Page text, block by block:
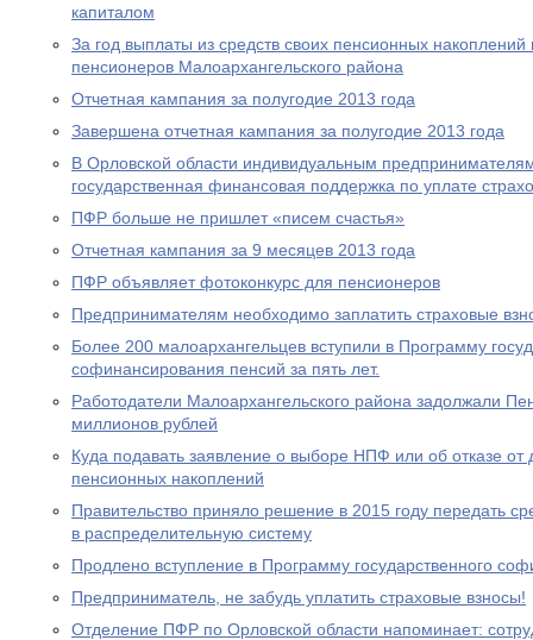
капиталом
За год выплаты из средств своих пенсионных накоплений
пенсионеров Малоархангельского района
Отчетная кампания за полугодие 2013 года
Завершена отчетная кампания за полугодие 2013 года
В Орловской области индивидуальным
государственная финансовая поддержка по уплате
ПФР больше не пришлет «писем счастья»
Отчетная кампания за 9 месяцев 2013 года
ПФР объявляет фотоконкурс для пенсионеров
Предпринимателям необходимо заплатить страховые
Более 200 малоархангельцев вступили в Программу
софинансирования пенсий за пять лет.
Работодатели Малоархангельского района задолжали
миллионов рублей
Куда подавать заявление о выборе НПФ или об отказе
пенсионных накоплений
Правительство приняло решение в 2015 году передать
в распределительную систему
Продлено вступление в Программу государственного
Предприниматель, не забудь уплатить страховые взносы!
Отделение ПФР по Орловской области напоминает: